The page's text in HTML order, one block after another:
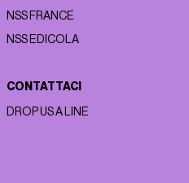
NSS FRANCE
NSS EDICOLA
CONTATTACI
DROP US A LINE